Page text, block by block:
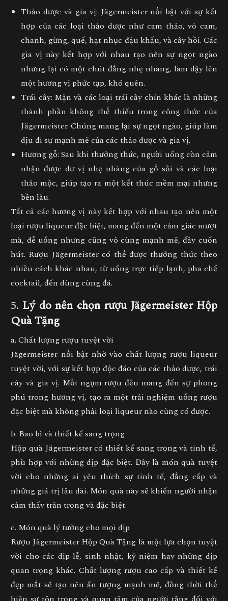
Thảo dược và gia vị: Jägermeister nổi bật với sự kết
hợp của các loại thảo dược như cam thảo, vỏ cam,
chanh, gừng, quế, hạt nhục đậu khấu, và cây hồi. Các
gia vị này kết hợp với nhau tạo nên sự ngọt ngào
nhưng lại có một chút đắng nhẹ nhàng, làm dậy lên
một hương vị phức tạp, khó quên.
Trái cây: Mận và các loại trái cây chín khác là những
thành phần không thể thiếu trong công thức của
Jägermeister. Chúng mang lại sự ngọt ngào, giúp làm
dịu đi sự mạnh mẽ của các thảo dược và gia vị.
Hương gỗ: Sau khi thưởng thức, người uống còn cảm
nhận được dư vị nhẹ nhàng của gỗ sồi và các loại
thảo mộc, giúp tạo ra một kết thúc mềm mại nhưng
bền lâu.
Tất cả các hương vị này kết hợp với nhau tạo nên một
loại rượu liqueur đặc biệt, mang đến một cảm giác mượt
mà, dễ uống nhưng cũng vô cùng mạnh mẽ, đầy cuốn
hút. Rượu Jägermeister có thể được thưởng thức theo
nhiều cách khác nhau, từ uống trực tiếp lạnh, pha chế
cocktail, đến dùng cùng đá.
5. Lý do nên chọn rượu Jägermeister Hộp
Quà Tặng
a. Chất lượng rượu tuyệt vời
Jägermeister nổi bật nhờ vào chất lượng rượu liqueur
tuyệt vời, với sự kết hợp độc đáo của các thảo dược, trái
cây và gia vị. Mỗi ngụm rượu đều mang đến sự phong
phú trong hương vị, tạo ra một trải nghiệm uống rượu
đặc biệt mà không phải loại liqueur nào cũng có được.
b. Bao bì và thiết kế sang trọng
Hộp quà Jägermeister có thiết kế sang trọng và tinh tế,
phù hợp với những dịp đặc biệt. Đây là món quà tuyệt
vời cho những ai yêu thích sự tinh tế, đẳng cấp và
những giá trị lâu dài. Món quà này sẽ khiến người nhận
cảm thấy trân trọng và đặc biệt.
c. Món quà lý tưởng cho mọi dịp
Rượu Jägermeister Hộp Quà Tặng là một lựa chọn tuyệt
vời cho các dịp lễ, sinh nhật, kỷ niệm hay những dịp
quan trọng khác. Chất lượng rượu cao cấp và thiết kế
đẹp mắt sẽ tạo nên ấn tượng mạnh mẽ, đồng thời thể